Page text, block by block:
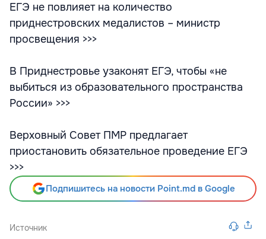
ЕГЭ не повлияет на количество
приднестровских медалистов – министр
просвещения >>>
В Приднестровье узаконят ЕГЭ, чтобы «не
выбиться из образовательного пространства
России» >>>
Верховный Совет ПМР предлагает
приостановить обязательное проведение ЕГЭ
>>>
Подпишитесь на новости Point.md в Google
Источник